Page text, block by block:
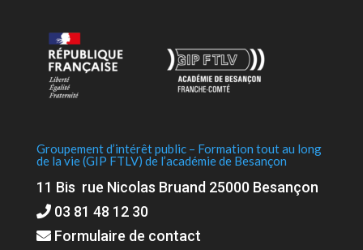
Groupement d’intérêt public – Formation tout au long
de la vie (GIP FTLV) de l’académie de Besançon
11 Bis rue Nicolas Bruand 25000 Besançon
03 81 48 12 30
Formulaire de contact